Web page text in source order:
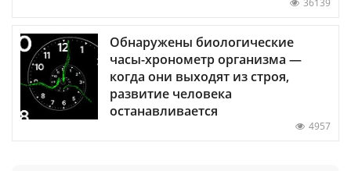
Обнаружены биологические
часы-хронометр организма —
когда они выходят из строя,
развитие человека
останавливается
4957